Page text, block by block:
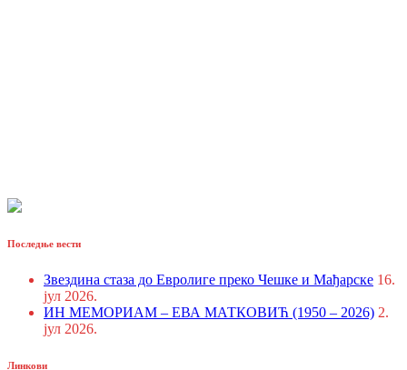
Последње вести
Звездина стаза до Евролиге преко Чешке и Мађарске 16.
јул 2026.
ИН МЕМОРИАМ – ЕВА МАТКОВИЋ (1950 – 2026) 2.
јул 2026.
Линкови